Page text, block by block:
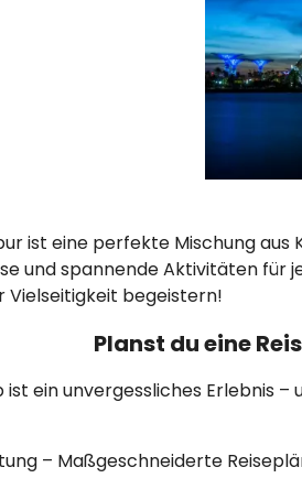
ist eine perfekte Mischung
und spannende Aktivitäten für
Vielseitigkeit begeistern!
Planst du eine
ist ein unvergessliches Erlebnis
– Maßgeschneiderte